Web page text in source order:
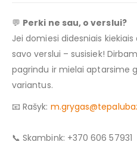
💬 Perki ne sau, o verslui?
Jei domiesi didesniais
savo verslui – susisiek!
pagrindu ir mielai aptarsime
variantus.
📧 Rašyk:
📞 Skambink: +370 606 57931